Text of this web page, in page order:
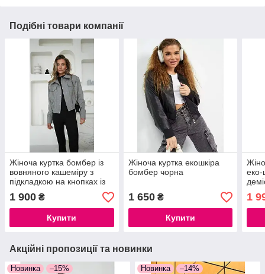
Подібні товари компанії
Жіноча куртка бомбер із
вовняного кашеміру з
підкладкою на кнопках із
кишенями та коміром,
42/44, 46/48
1 900 ₴
Купити
Жіноча куртка екошкіра
бомбер чорна
1 650₴
Купити
еко-
1
Акційні пропозиції та новинки
Новинка –15% Новинка –14%